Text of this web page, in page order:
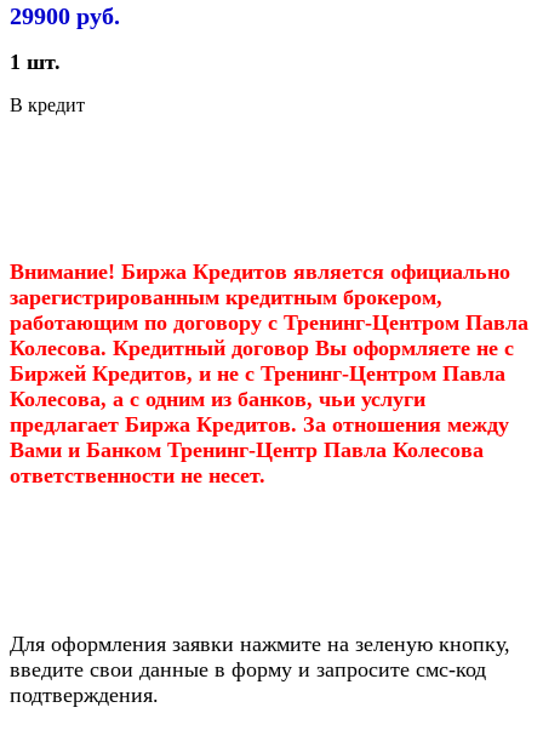
29900 руб.
1 шт.
В кредит
Внимание! Биржа Кредитов является официально
зарегистрированным кредитным брокером,
работающим по договору с Тренинг-Центром Павла
Колесова. Кредитный договор Вы оформляете не с
Биржей Кредитов, и не с Тренинг-Центром Павла
Колесова, а с одним из банков, чьи услуги
предлагает Биржа Кредитов. За отношения между
Вами и Банком Тренинг-Центр Павла Колесова
ответственности не несет.
Для оформления заявки нажмите на зеленую кнопку,
введите свои данные в форму и запросите смс-код
подтверждения.